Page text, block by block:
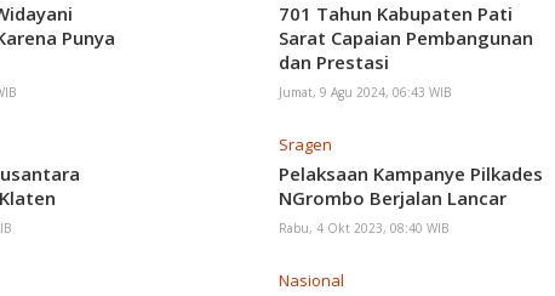
Punya
701 Tahun Kabupaten Pati
Sarat Capaian Pembangunan
dan Prestasi
Jumat, 9 Agu 2024, 06:43 WIB
Sragen
Pelaksaan Kampanye Pilkades
NGrombo Berjalan Lancar
Rabu, 4 Okt 2023, 08:40 WIB
Nasional